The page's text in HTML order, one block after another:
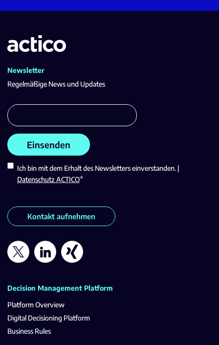
Newsletter
Regelmäßige News und Updates
Ich bin mit dem Erhalt des Newsletters einverstanden. |
Datenschutz ACTICO*
Kontakt aufnehmen
Decision Management Platform
Platform Overview
Digital Decisioning Platform
Business Rules